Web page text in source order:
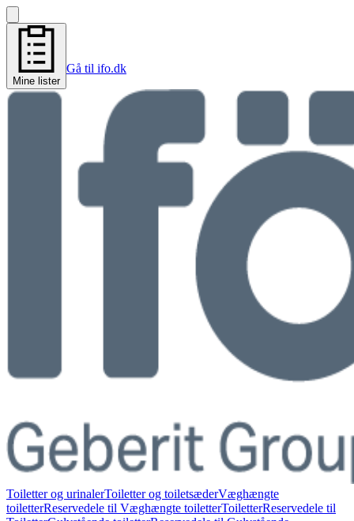
Mine lister
Gå til ifo.dk
Toiletter og urinalerToiletter og toiletsæderVæghængte
toiletterReservedele til Væghængte toiletterToiletterReservedele til